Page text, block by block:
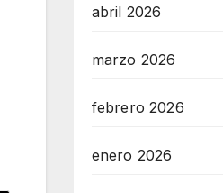
abril 2026
marzo 2026
febrero 2026
enero 2026